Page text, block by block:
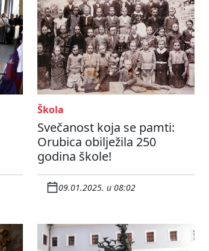
Škola
Svečanost koja se pamti:
Orubica obilježila 250
godina škole!
09.01.2025. u 08:02